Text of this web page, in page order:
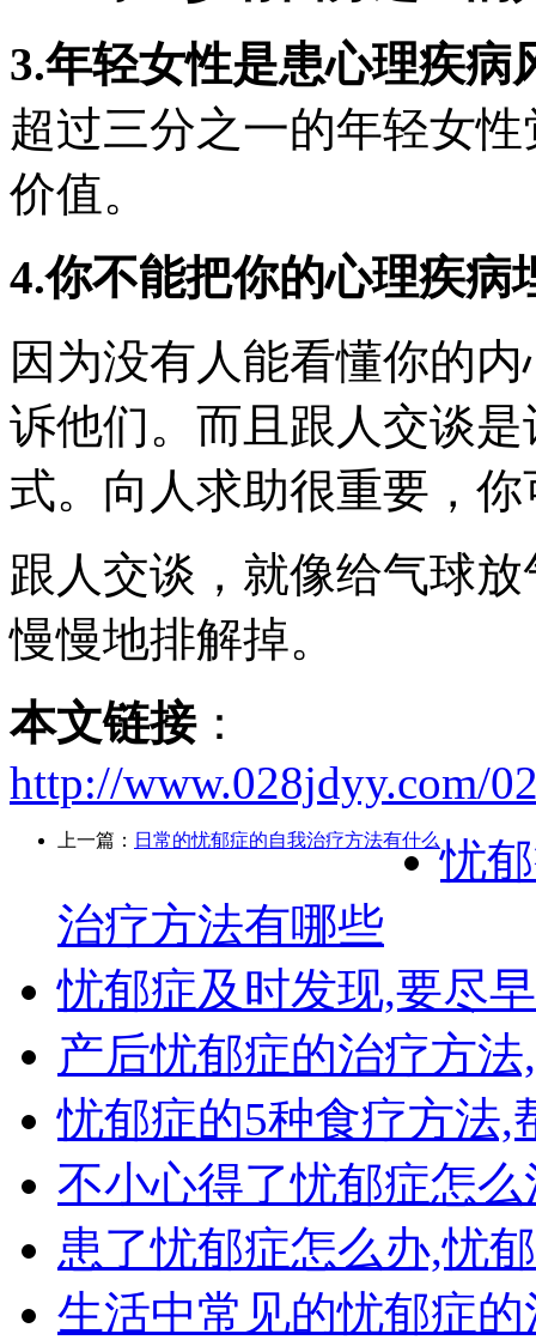
3.年轻女性是患心理疾病
超过三分之一的年轻女
价值。
4.你不能把你的心理疾病
因为没有人能看懂你的
诉他们。而且跟人交谈
式。向人求助很重要，
跟人交谈，就像给气球
慢慢地排解掉。
本文链接：
http://www.028jdyy.com/
上一篇： 日常的忧郁症的自我治疗方法有什么忧
治疗方法有哪些
忧郁症及时发现,要尽
产后忧郁症的治疗方
忧郁症的5种食疗方法,
不小心得了忧郁症怎么
患了忧郁症怎么办,忧
生活中常见的忧郁症